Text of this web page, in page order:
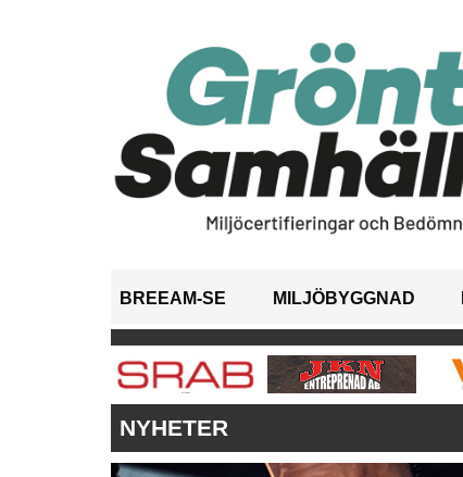
BREEAM-SE MILJÖBYGGNAD
NYHETER